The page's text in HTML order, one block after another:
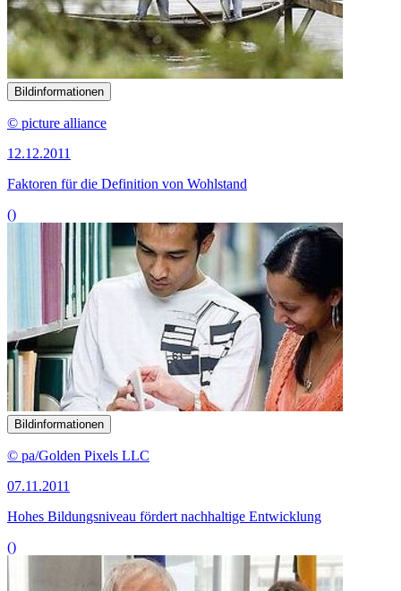
Bildinformationen
© picture alliance
12.12.2011
Faktoren für die Definition von Wohlstand
()
Bildinformationen
© pa/Golden Pixels LLC
07.11.2011
Hohes Bildungsniveau fördert nachhaltige Entwicklung
()